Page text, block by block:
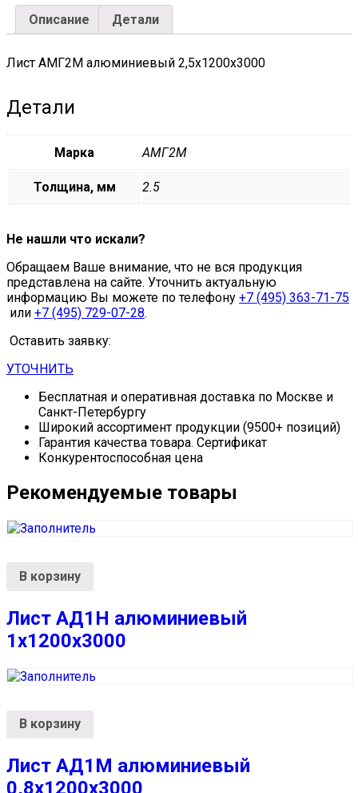
Описание Детали
Лист АМГ2М алюминиевый 2,5х1200х3000
Детали
Марка АМГ2М
Толщина, мм 2.5
Не нашли что искали?
Обращаем Ваше внимание, что не вся продукция
представлена на сайте. Уточнить актуальную
информацию Вы можете по телефону +7 (495) 363-71-75
или +7 (495) 729-07-28.
Оставить заявку:
УТОЧНИТЬ
Бесплатная и оперативная доставка по Москве и
Санкт-Петербургу
Широкий ассортимент продукции (9500+ позиций)
Гарантия качества товара. Сертификат
Конкурентоспособная цена
Рекомендуемые товары
В корзину
Лист АД1Н алюминиевый
1х1200х3000
В корзину
Лист АД1М алюминиевый
0,8х1200х3000